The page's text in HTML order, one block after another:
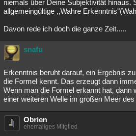
niemals über Deine Subjektivität hinaus.
allgemeingültige ,,Wahre
Davon rede ich doch die ganze Zeit.....
snafu
Erkenntnis beruht darauf, ein Ergebnis
die Formel kennt. Das erzeugt dann
Wenn man die Formel erkannt hat, dann
einer weiteren Welle im großen Meer
Obrien
ehemaliges Mitglied